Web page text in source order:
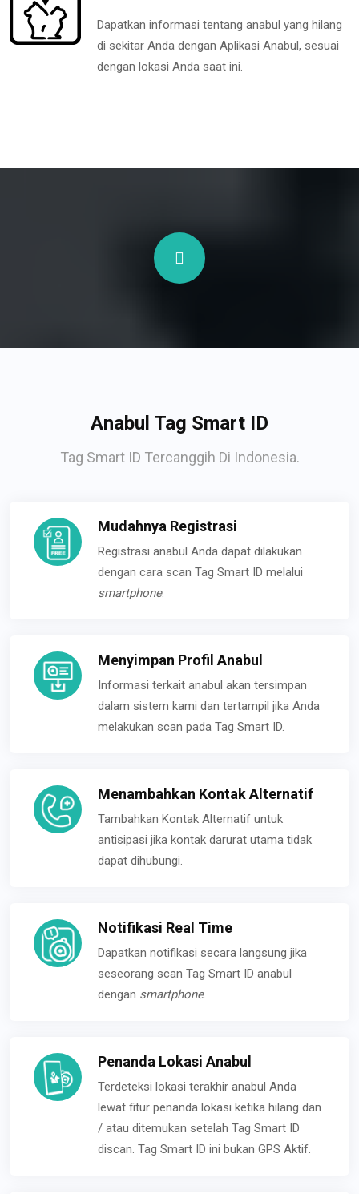
Dapatkan informasi tentang anabul yang hilang
di sekitar Anda dengan Aplikasi Anabul, sesuai
dengan lokasi Anda saat ini.
Anabul Tag Smart ID
Tag Smart ID Tercanggih Di Indonesia.
Mudahnya Registrasi
Registrasi anabul Anda dapat dilakukan
dengan cara scan Tag Smart ID melalui
smartphone.
Menyimpan Profil Anabul
Informasi terkait anabul akan tersimpan
dalam sistem kami dan tertampil jika Anda
melakukan scan pada Tag Smart ID.
Menambahkan Kontak Alternatif
Tambahkan Kontak Alternatif untuk
antisipasi jika kontak darurat utama tidak
dapat dihubungi.
Notifikasi Real Time
Dapatkan notifikasi secara langsung jika
seseorang scan Tag Smart ID anabul
dengan smartphone.
Penanda Lokasi Anabul
Terdeteksi lokasi terakhir anabul Anda
lewat fitur penanda lokasi ketika hilang dan
/ atau ditemukan setelah Tag Smart ID
discan. Tag Smart ID ini bukan GPS Aktif.